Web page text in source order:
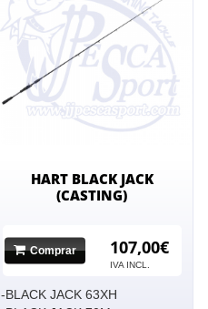
HART BLACK JACK
(CASTING)
Comprar 107,00€
IVA INCL.
-BLACK JACK 63XH